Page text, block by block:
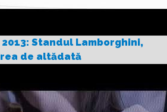
Standul Lamborghini,
de altădată